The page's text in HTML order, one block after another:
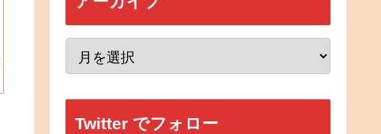
Twitter でフォロー